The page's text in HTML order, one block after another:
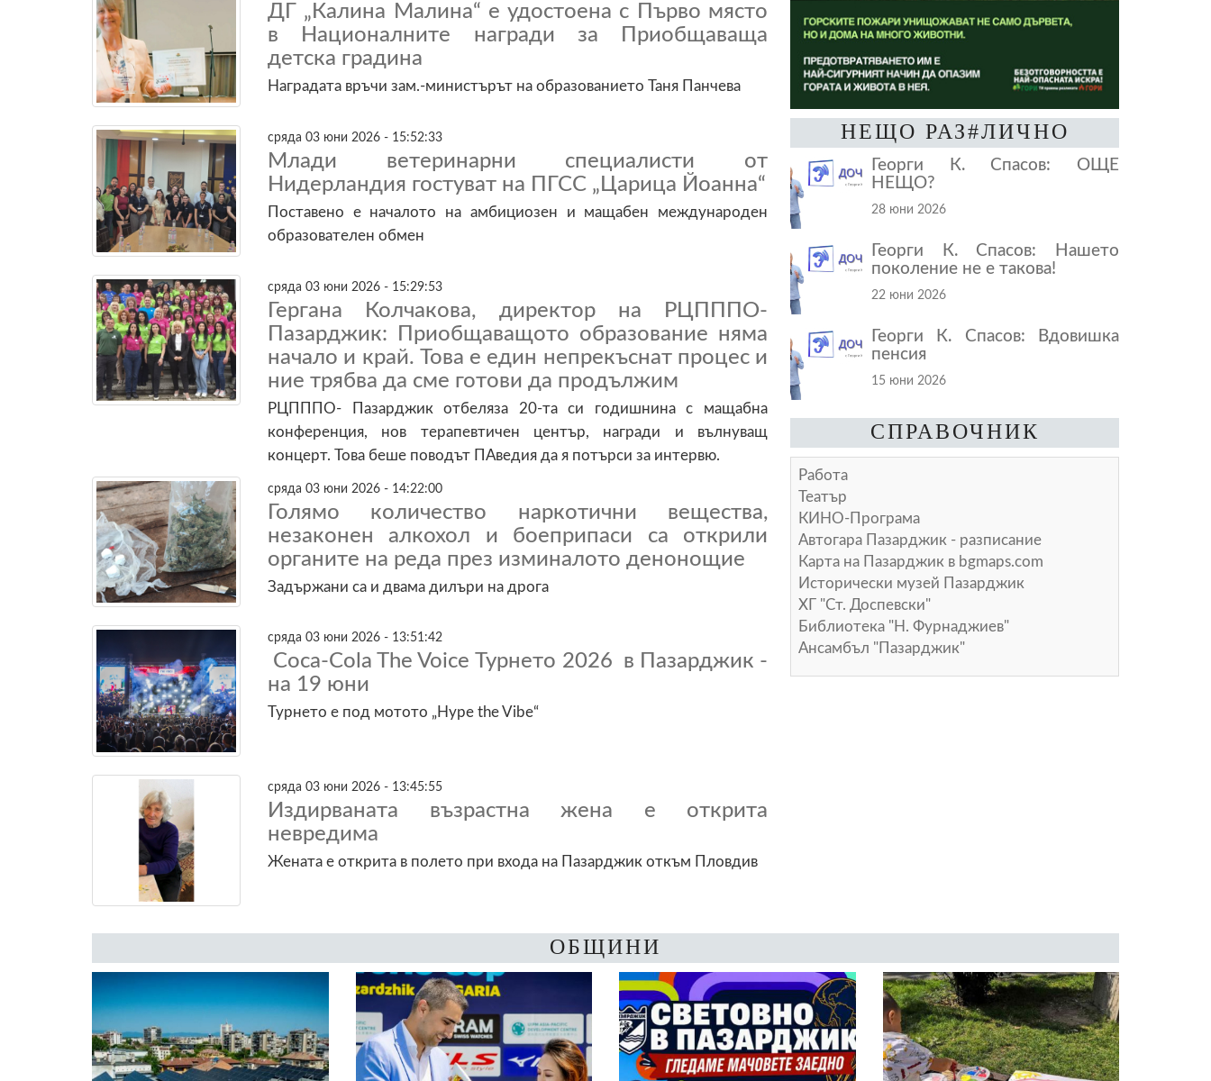
ДГ „Калина Малина“ е удостоена с Първо място
в Националните награди за Приобщаваща
детска градина
Наградата връчи зам.-министърът на образованието Таня Панчева
сряда 03 юни 2026 - 15:52:33
Млади ветеринарни специалисти от
Нидерландия гостуват на ПГСС „Царица Йоанна“
Поставено е началото на амбициозен и мащабен международен
образователен обмен
сряда 03 юни 2026 - 15:29:53
Гергана Колчакова, директор на РЦПППО-
Пазарджик: Приобщаващото образование няма
начало и край. Това е един непрекъснат процес и
ние трябва да сме готови да продължим
РЦПППО- Пазарджик отбеляза 20-та си годишнина с мащабна
конференция, нов терапевтичен център, награди и вълнуващ
концерт. Това беше поводът ПАведия да я потърси за интервю.
сряда 03 юни 2026 - 14:22:00
Голямо количество наркотични вещества,
незаконен алкохол и боеприпаси са открили
органите на реда през изминалото денонощие
Задържани са и двама дилъри на дрога
сряда 03 юни 2026 - 13:51:42
Coca-Cola The Voice Турнето 2026 в Пазарджик -
на 19 юни
Турнето е под мотото „Hype the Vibe“
сряда 03 юни 2026 - 13:45:55
Издирваната възрастна жена е открита
невредима
Жената е открита в полето при входа на Пазарджик откъм Пловдив
НЕЩО РАЗ#ЛИЧНО
Георги К. Спасов: ОЩЕ
НЕЩО?
28 юни 2026
Георги К. Спасов: Нашето
поколение не е такова!
22 юни 2026
Георги К. Спасов: Вдовишка
пенсия
15 юни 2026
СПРАВОЧНИК
Работа
Театър
КИНО-Програма
Автогара Пазарджик - разписание
Карта на Пазарджик в bgmaps.com
Исторически музей Пазарджик
ХГ "Ст. Доспевски"
Библиотека "Н. Фурнаджиев"
Ансамбъл "Пазарджик"
ОБЩИНИ